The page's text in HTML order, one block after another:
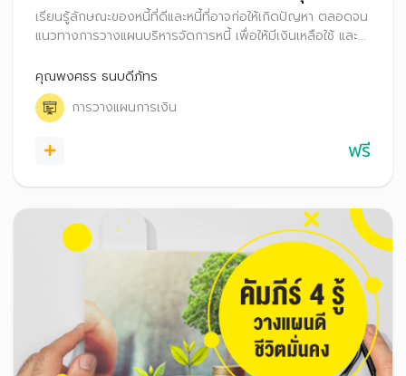
เรียนรู้ลักษณะของหนี้ที่ดีและหนี้ที่อาจก่อให้เกิดปัญหา ตลอดจน
แนวทางการวางแผนบริหารจัดการหนี้ เพื่อให้มีเงินเหลือใช้ และ
คุณพงศธร ธนบดีภัทร
การวางแผนการเงิน
ฟรี